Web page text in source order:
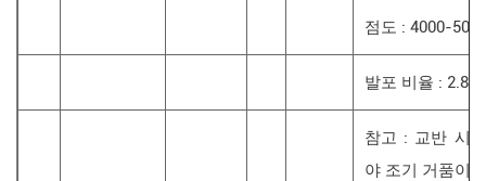
점도 : 4000-
발포 비율 : 2.8
참고 : 교반 시
야 조기 거품이